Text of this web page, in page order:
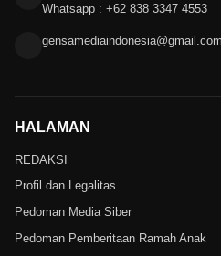
Whatsapp : +62 838 3347 4553
gensamediaindonesia@gmail.com
HALAMAN
REDAKSI
Profil dan Legalitas
Pedoman Media Siber
Pedoman Pemberitaan Ramah Anak